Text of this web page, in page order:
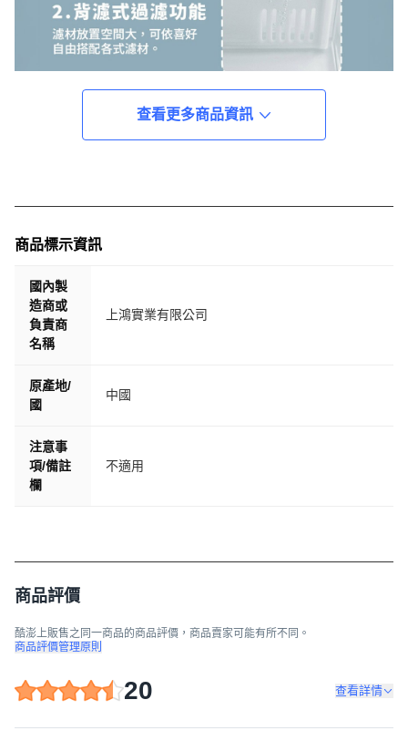
查看更多商品資訊
商品標示資訊
國內製
造商或
負責商
名稱
上鴻實業有限公司
原產地/
國
中國
注意事
項/備註
欄
不適用
商品評價
酷澎上販售之同一商品的商品評價，商品賣家可能有所不同。
商品評價管理原則
20 查看詳情